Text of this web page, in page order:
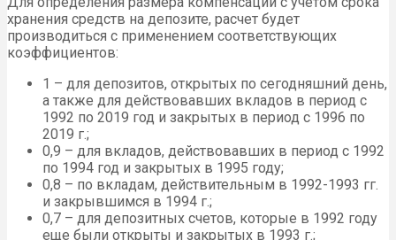
хранения средств на депозите, расчет будет
производиться с применением соответствующих
коэффициентов:
1 – для депозитов, открытых по сегодняшний день,
а также для действовавших вкладов в период с
1992 по 2019 год и закрытых в период с 1996 по
2019 г.;
0,9 – для вкладов, действовавших в период с 1992
по 1994 год и закрытых в 1995 году;
0,8 – по вкладам, действительным в 1992-1993 гг.
и закрывшимся в 1994 г.;
0,7 – для депозитных счетов, которые в 1992 году
еще были открыты и закрытых в 1993 г.;